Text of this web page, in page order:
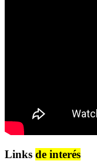
Links de interés